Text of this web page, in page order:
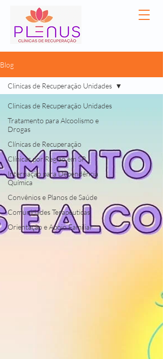
Blog
Clinicas de Recuperação Unidades
Tratamento para Alcoolismo e
Drogas
Clínicas de Recuperação
Clínicas por Região em SP
Internação para Dependência
Química
Convênios e Planos de Saúde
Comunidades Terapêuticas
Orientação e Apoio Familiar
Clinicas de Recuperação Unidades